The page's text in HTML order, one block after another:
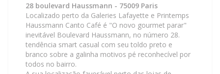
28 boulevard Haussmann - 75009 Paris
Localizado perto da Galeries Lafayette e Printemps
Haussmann Canto Café é "O novo gourmet parar"
inevitável Boulevard Haussmann, no número 28.
tendência smart casual com seu toldo preto e
branco sobre a galinha motivos pé reconhecível por
todos no bairro.